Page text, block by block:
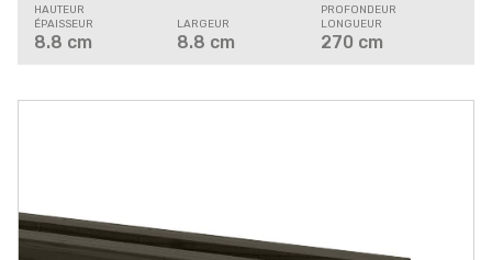
HAUTEUR
ÉPAISSEUR
8.8 cm
LARGEUR
8.8 cm
PROFONDEUR
LONGUEUR
270 cm